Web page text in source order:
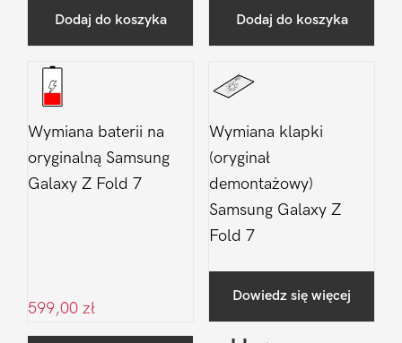
Dodaj do koszyka Dodaj do koszyka
Wymiana baterii na
oryginalną Samsung
Galaxy Z Fold 7
599,00 zł
Wymiana klapki
(oryginał
demontażowy)
Samsung Galaxy Z
Fold 7
Dowiedz się więcej